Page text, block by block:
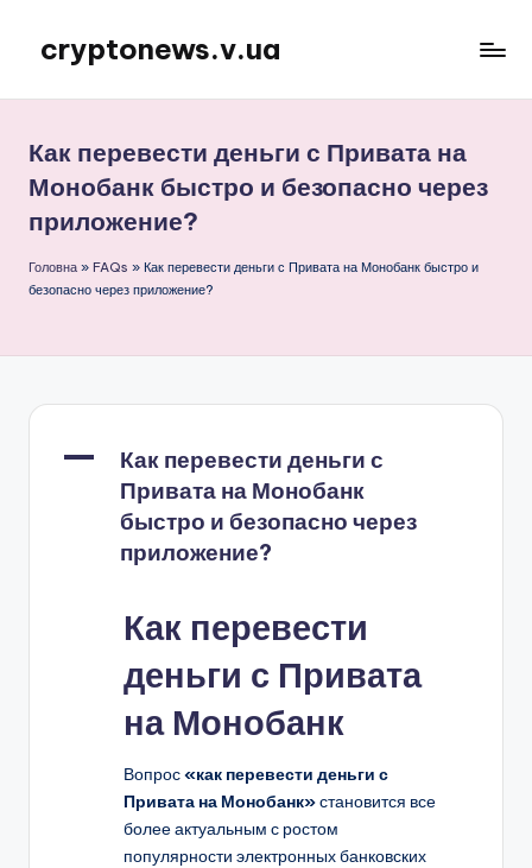
Перейти
вмісту
cryptonews.v.ua
криптовалют,
аналітика,
курси,
прогнози
гайди.
Как перевести деньги с Привата на
Монобанк быстро и безопасно через
приложение?
Головна » FAQs » Как перевести деньги с Привата на Монобанк быстро и
безопасно через приложение?
A
Как перевести деньги с
Привата на Монобанк
быстро и безопасно через
приложение?
Как перевести
деньги с Привата
на Монобанк
Вопрос«как перевести деньги с
Привата на Монобанк»становится все
более актуальным с ростом
популярности электронных банковских